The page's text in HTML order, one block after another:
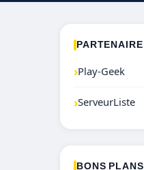
PARTENAIRE
›Play-Geek
›ServeurListe
BONS PLANS